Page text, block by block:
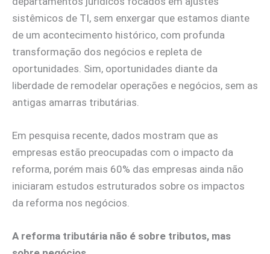
sistêmicos de TI, sem enxergar que estamos diante
de um acontecimento histórico, com profunda
transformação dos negócios e repleta de
oportunidades. Sim, oportunidades diante da
liberdade de remodelar operações e negócios, sem as
antigas amarras tributárias.
Em pesquisa recente, dados mostram que as
empresas estão preocupadas com o impacto da
reforma, porém mais 60% das empresas ainda não
iniciaram estudos estruturados sobre os impactos
da reforma nos negócios.
A reforma tributária não é sobre tributos, mas